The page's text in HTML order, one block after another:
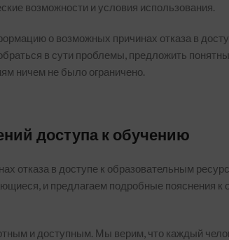
возможности и условия использования.
о возможных причинах отказа в
в сути проблемы, предложить
ничем не было ограничено.
доступа к обучению
отказа в доступе к образовательным
и предлагаем подробные пояснения к
и доступным. Мы верим, что каждый